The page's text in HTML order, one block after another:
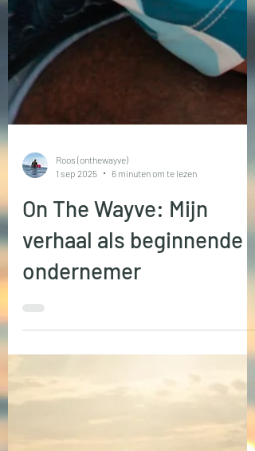
1 sep 2025
6 minuten om te lezen
On The Wayve: Mijn
verhaal als beginnende
ondernemer